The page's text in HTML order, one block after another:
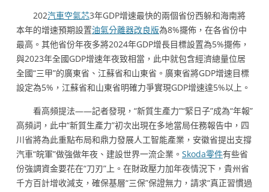
202汽車空氣芯3年GDP增速最快的兩個省份西躲和海南將
本年的增速預期設置油氣分離器改良版為8%擺佈，在各省份中
最高。其他省份年夜多將2024年GDP增長目標設置為5%擺佈，
與2023年全國GDP增速年夜致相當，此中就包含經濟總量位居
全國“三甲”的廣東省、江蘇省和山東省。廣東省將GDP增速目標
設定為5%，江蘇省和山東省明確力爭實現GDP增速達5%以上。
看高頻提法——記者發現，“新質生產力”“緊日子”成為“年報”
高頻詞，此中“新質生產力”初次出現在多地當局任務報告中，四
川省將為此重點布局和鼎力發展人工智能產業，安徽省提出支撐
汽車“皖軍”做強做年夜、建設世界一流企業。 Skoda零件有些省
份強調資金要花在“刀刃”上。在財政壓力加年夜情況下，貴州省
千方百計增收減支，確保基層“三保”保證無力，請求“真正習慣過